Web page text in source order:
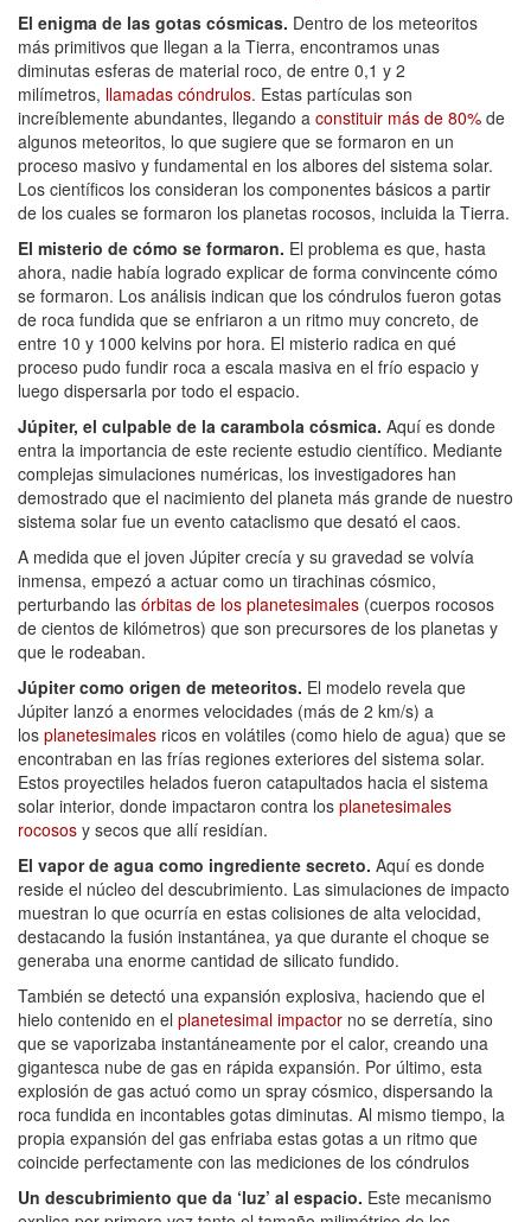
El enigma de las gotas cósmicas. Dentro de los meteoritos
más primitivos que llegan a la Tierra, encontramos unas
diminutas esferas de material roco, de entre 0,1 y 2
milímetros, llamadas cóndrulos. Estas partículas son
increíblemente abundantes, llegando a constituir más de 80% de
algunos meteoritos, lo que sugiere que se formaron en un
proceso masivo y fundamental en los albores del sistema solar.
Los científicos los consideran los componentes básicos a partir
de los cuales se formaron los planetas rocosos, incluida la Tierra.
El misterio de cómo se formaron. El problema es que, hasta
ahora, nadie había logrado explicar de forma convincente cómo
se formaron. Los análisis indican que los cóndrulos fueron gotas
de roca fundida que se enfriaron a un ritmo muy concreto, de
entre 10 y 1000 kelvins por hora. El misterio radica en qué
proceso pudo fundir roca a escala masiva en el frío espacio y
luego dispersarla por todo el espacio.
Júpiter, el culpable de la carambola cósmica. Aquí es donde
entra la importancia de este reciente estudio científico. Mediante
complejas simulaciones numéricas, los investigadores han
demostrado que el nacimiento del planeta más grande de nuestro
sistema solar fue un evento cataclismo que desató el caos.
A medida que el joven Júpiter crecía y su gravedad se volvía
inmensa, empezó a actuar como un tirachinas cósmico,
perturbando las órbitas de los planetesimales (cuerpos rocosos
de cientos de kilómetros) que son precursores de los planetas y
que le rodeaban.
Júpiter como origen de meteoritos. El modelo revela que
Júpiter lanzó a enormes velocidades (más de 2 km/s) a
los planetesimales ricos en volátiles (como hielo de agua) que se
encontraban en las frías regiones exteriores del sistema solar.
Estos proyectiles helados fueron catapultados hacia el sistema
solar interior, donde impactaron contra los planetesimales
rocosos y secos que allí residían.
El vapor de agua como ingrediente secreto. Aquí es donde
reside el núcleo del descubrimiento. Las simulaciones de impacto
muestran lo que ocurría en estas colisiones de alta velocidad,
destacando la fusión instantánea, ya que durante el choque se
generaba una enorme cantidad de silicato fundido.
También se detectó una expansión explosiva, haciendo que el
hielo contenido en el planetesimal impactor no se derretía, sino
que se vaporizaba instantáneamente por el calor, creando una
gigantesca nube de gas en rápida expansión. Por último, esta
explosión de gas actuó como un spray cósmico, dispersando la
roca fundida en incontables gotas diminutas. Al mismo tiempo, la
propia expansión del gas enfriaba estas gotas a un ritmo que
coincide perfectamente con las mediciones de los cóndrulos
Un descubrimiento que da ‘luz’ al espacio. Este mecanismo